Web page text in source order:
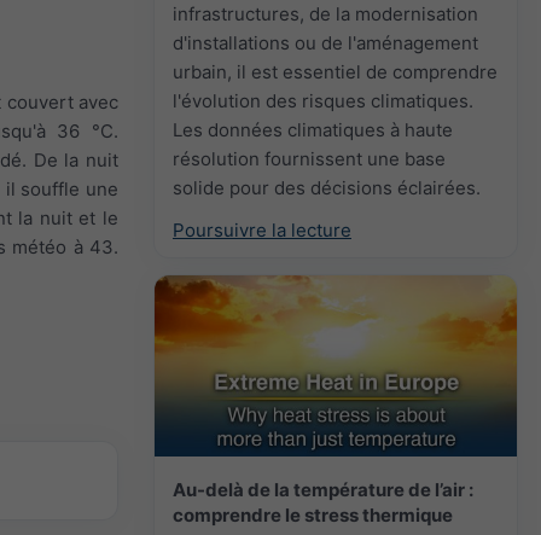
infrastructures, de la modernisation
d'installations ou de l'aménagement
urbain, il est essentiel de comprendre
l'évolution des risques climatiques.
Les données climatiques à haute
résolution fournissent une base
solide pour des décisions éclairées.
Poursuivre la lecture
Au-delà de la température de l’air :
comprendre le stress thermique
couvert avec
36 °C.
De la nuit
il souffle une
la nuit et le
météo à 43.